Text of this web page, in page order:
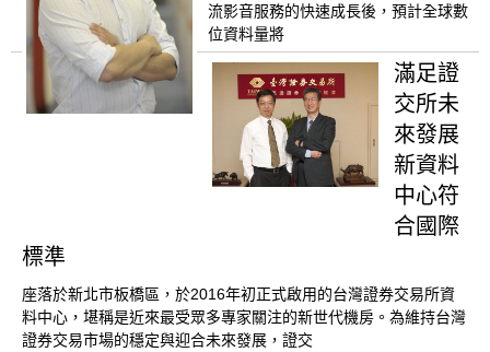
流影音服務的快速成長後，預計全球數
位資料量將
滿足證
交所未
來發展
新資料
中心符
合國際
標準
座落於新北市板橋區，於2016年初正式啟用的台灣證券交易所資
料中心，堪稱是近來最受眾多專家關注的新世代機房。為維持台灣
證券交易市場的穩定與迎合未來發展，證交